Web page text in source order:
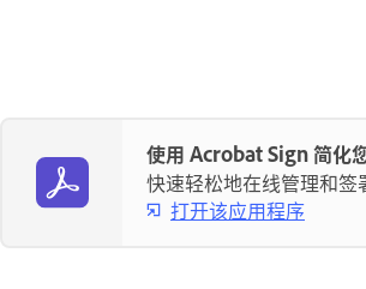
使用 Acrobat Sign 简化
快速轻松地在线管理和签
打开该应用程序